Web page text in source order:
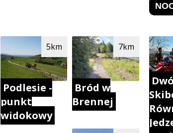
Podlesie -
punkt
widokowy
5km
Bród w
Brennej
7km